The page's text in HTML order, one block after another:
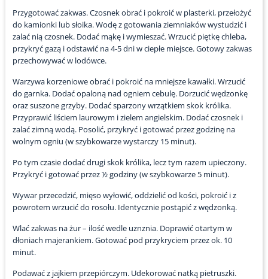
Przygotować zakwas. Czosnek obrać i pokroić w plasterki, przełożyć
do kamionki lub słoika. Wodę z gotowania ziemniaków wystudzić i
zalać nią czosnek. Dodać mąkę i wymieszać. Wrzucić piętkę chleba,
przykryć gazą i odstawić na 4-5 dni w ciepłe miejsce. Gotowy zakwas
przechowywać w lodówce.
Warzywa korzeniowe obrać i pokroić na mniejsze kawałki. Wrzucić
do garnka. Dodać opaloną nad ogniem cebulę. Dorzucić wędzonkę
oraz suszone grzyby. Dodać sparzony wrzątkiem skok królika.
Przyprawić liściem laurowym i zielem angielskim. Dodać czosnek i
zalać zimną wodą. Posolić, przykryć i gotować przez godzinę na
wolnym ogniu (w szybkowarze wystarczy 15 minut).
Po tym czasie dodać drugi skok królika, lecz tym razem upieczony.
Przykryć i gotować przez ½ godziny (w szybkowarze 5 minut).
Wywar przecedzić, mięso wyłowić, oddzielić od kości, pokroić i z
powrotem wrzucić do rosołu. Identycznie postąpić z wędzonką.
Wlać zakwas na żur – ilość wedle uznznia. Doprawić otartym w
dłoniach majerankiem. Gotować pod przykryciem przez ok. 10
minut.
Podawać z jajkiem przepiórczym. Udekorować natką pietruszki.